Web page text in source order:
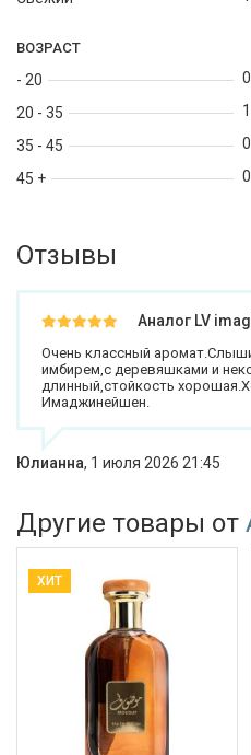
ВОЗРАСТ
- 20
20 - 35
35 - 45
45 +
0
1
0
0
Отзывы
Аналог LV
Очень классный
имбирем,с деревяшками и
длинный,стойкость
Имаджинейшен.
Юлианна, 1 июля 2026 21:45
Другие товары от
ХИТ